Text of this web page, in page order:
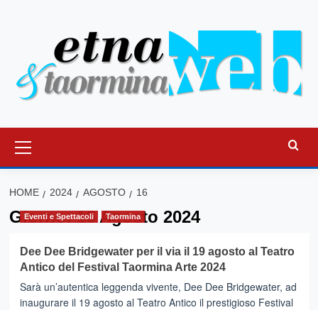
principale
HOME 2024 AGOSTO 16
Giorno:16 Agosto 2024
Eventi e Spettacoli Taormina
Dee Dee Bridgewater per il via il 19 agosto al Teatro
Antico del Festival Taormina Arte 2024
Sarà un’autentica leggenda vivente, Dee Dee Bridgewater, ad
inaugurare il 19 agosto al Teatro Antico il prestigioso Festival